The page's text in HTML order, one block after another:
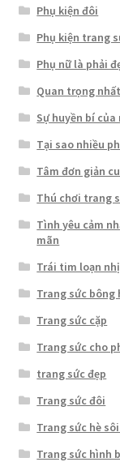
Phụ kiện đôi
Phụ kiện trang
Phụ nữ là phải
Quan trọng
Sự huyền bí
Tại sao nhiều
Tâm đơn giản
Thú chơi trang
Tình yêu cảm
mãn
Trái tim loạn
Trang sức bông
Trang sức cặp
Trang sức cho
trang sức đẹp
Trang sức đôi
Trang sức hè
Trang sức hình